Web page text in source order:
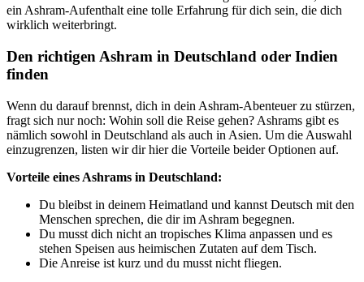
ein Ashram-Aufenthalt eine tolle Erfahrung für dich sein, die dich
wirklich weiterbringt.
Den richtigen Ashram in Deutschland oder Indien
finden
Wenn du darauf brennst, dich in dein Ashram-Abenteuer zu stürzen,
fragt sich nur noch: Wohin soll die Reise gehen? Ashrams gibt es
nämlich sowohl in Deutschland als auch in Asien. Um die Auswahl
einzugrenzen, listen wir dir hier die Vorteile beider Optionen auf.
Vorteile eines Ashrams in Deutschland:
Du bleibst in deinem Heimatland und kannst Deutsch mit den
Menschen sprechen, die dir im Ashram begegnen.
Du musst dich nicht an tropisches Klima anpassen und es
stehen Speisen aus heimischen Zutaten auf dem Tisch.
Die Anreise ist kurz und du musst nicht fliegen.